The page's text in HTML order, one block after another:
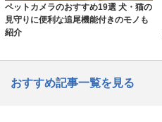
ペットカメラのおすすめ19選 犬・猫の
見守りに便利な追尾機能付きのモノも
紹介
おすすめ記事一覧を見る